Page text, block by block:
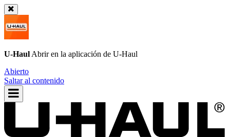
U-Haul Abrir en la aplicación de U-Haul
Abierto
Saltar al contenido